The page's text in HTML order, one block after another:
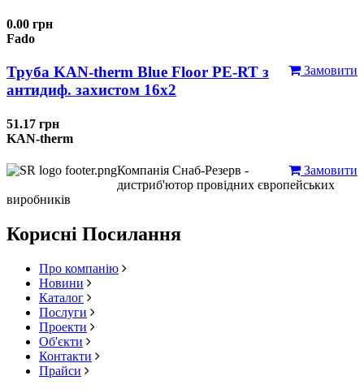
0.00 грн
Fado
Замовити
Труба KAN-therm Blue Floor PE-RT з
антидиф. захистом 16х2
51.17 грн
KAN-therm
Замовити
Компанія Снаб-Резерв -
дистриб'ютор провідних європейських
виробників
Корисні Посилання
Про компанію
Новини
Каталог
Послуги
Проекти
Об'єкти
Контакти
Прайси